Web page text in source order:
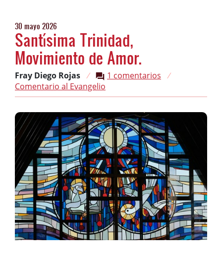
30 mayo 2026
Santísima Trinidad,
Movimiento de Amor.
Fray Diego Rojas / 1 comentarios /
Comentario al Evangelio